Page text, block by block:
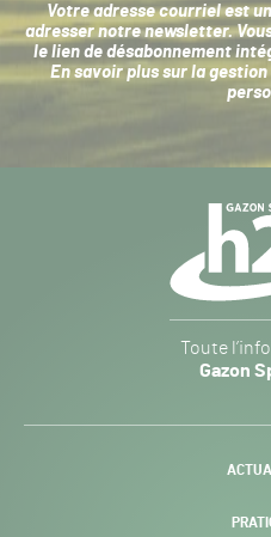
Votre adresse courriel est
adresser notre newsletter.
le lien de désabonnement
En savoir plus sur la gestion
Toute
Gazon